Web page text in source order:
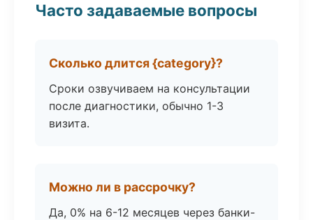
Часто задаваемые вопросы
Сколько длится {category}?
Сроки озвучиваем на консультации
после диагностики, обычно 1-3
визита.
Можно ли в рассрочку?
Да, 0% на 6-12 месяцев через банки-